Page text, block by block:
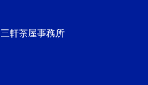
軒茶屋事務所